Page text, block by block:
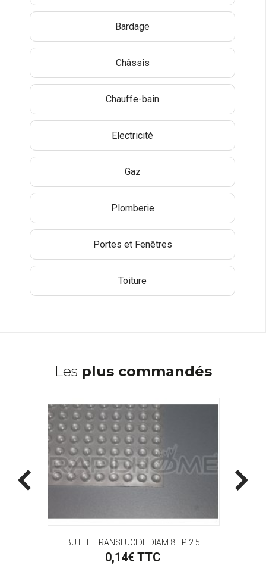
Bardage
Châssis
Chauffe-bain
Electricité
Gaz
Plomberie
Portes et Fenêtres
Toiture
Les plus commandés
BUTEE TRANSLUCIDE DIAM 8 EP 2.5
0,14€ TTC